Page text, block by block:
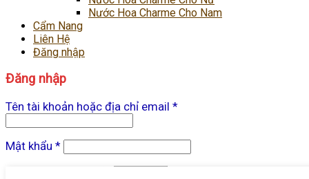
Nước Hoa Charme Cho Nam
Cẩm Nang
Liên Hệ
Đăng nhập
Đăng nhập
Tên tài khoản hoặc địa chỉ email *
Mật khẩu *